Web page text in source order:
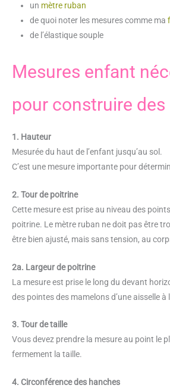
un mètre ruban
de quoi noter les mesures comme ma
de l’élastique souple
Mesures enfant
pour construire des
1. Hauteur
Mesurée du haut de l’enfant jusqu’au sol.
C’est une mesure importante pour
2. Tour de poitrine
Cette mesure est prise au niveau des
poitrine. Le mètre ruban ne doit pas être
être bien ajusté, mais sans tension, au
2a. Largeur de poitrine
La mesure est prise le long du devant
des pointes des mamelons d’une aisselle à
3. Tour de taille
Vous devez prendre la mesure au point le
fermement la taille.
4. Circonférence des hanches